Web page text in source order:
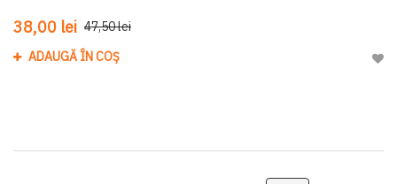
38,00 lei 47,50 lei
ADAUGĂ ÎN COȘ